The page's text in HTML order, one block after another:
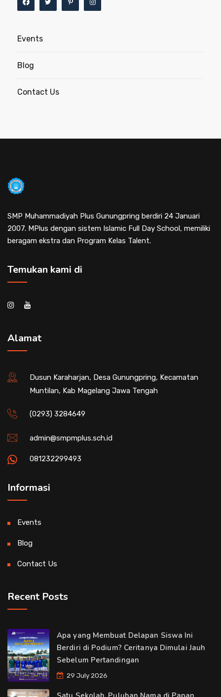
Events
Blog
Contact Us
SMP Muhammadiyah Plus Gunungpring berdiri 24 Januari
2007. MPlus dengan sistem Islamic Full Day School, memiliki
beragam ekstra dan Program Kelas Talent.
Temukan kami di
Alamat
Dusun Karaharjan, Desa Gunungpring, Kecamatan
Muntilan, Kab Magelang Jawa Tengah
(0293) 3284649
admin@smpmplus.sch.id
081232299493
Informasi
Events
Blog
Contact Us
Recent Posts
Apa yang Membuat Delapan Siswa Ini
Berdiri di Podium? Ceritanya Dimulai Jauh
Sebelum Pertandingan
29 July 2026